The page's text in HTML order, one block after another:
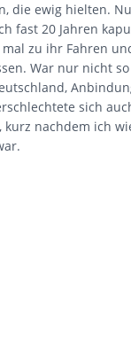
die ewig hielten.
fast 20 Jahren
zu ihr Fahren
War nur nicht
sich
kurz nachdem ich